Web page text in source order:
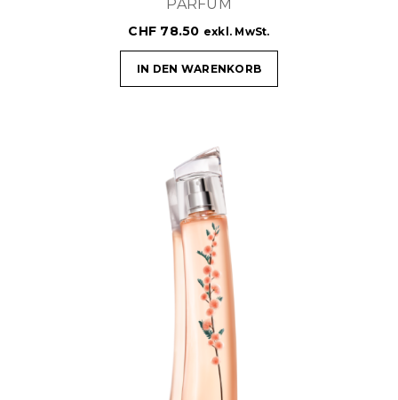
PARFUM
CHF 78.50 exkl. MwSt.
IN DEN WARENKORB